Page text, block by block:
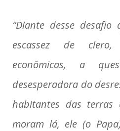
“Diante desse
escassez de
econômicas, a
desesperadora do
habitantes das terras
moram lá, ele (o